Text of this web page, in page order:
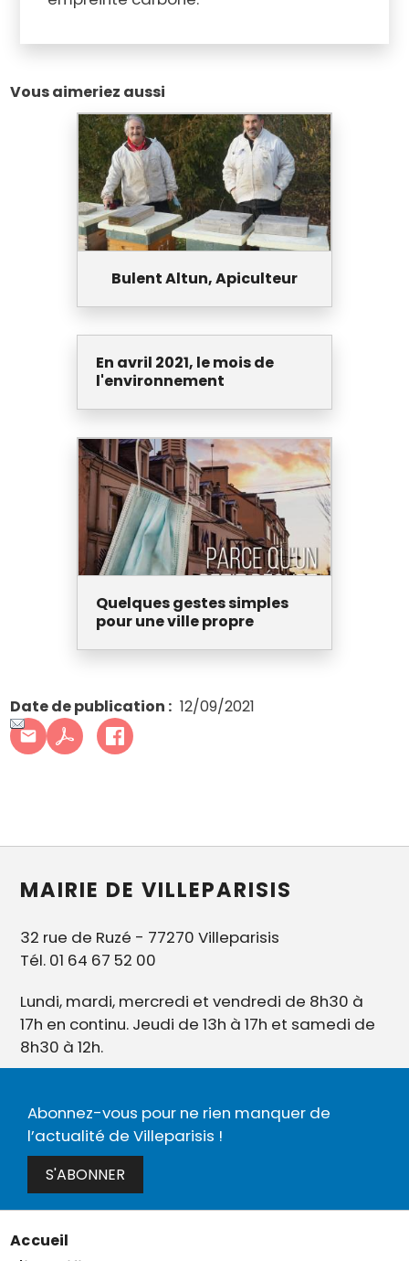
Vous aimeriez aussi
Bulent Altun, Apiculteur
En avril 2021, le mois de
l'environnement
Quelques gestes simples
pour une ville propre
Date de publication 12/09/2021
MAIRIE DE VILLEPARISIS
32 rue de Ruzé - 77270 Villeparisis
Tél. 01 64 67 52 00
Lundi, mardi, mercredi et vendredi de 8h30 à
17h en continu. Jeudi de 13h à 17h et samedi de
8h30 à 12h.
Abonnez-vous pour ne rien manquer de
l’actualité de Villeparisis !
S'ABONNER
Menu
Accueil